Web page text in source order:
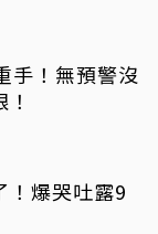
手！無預警沒
！爆哭吐露9